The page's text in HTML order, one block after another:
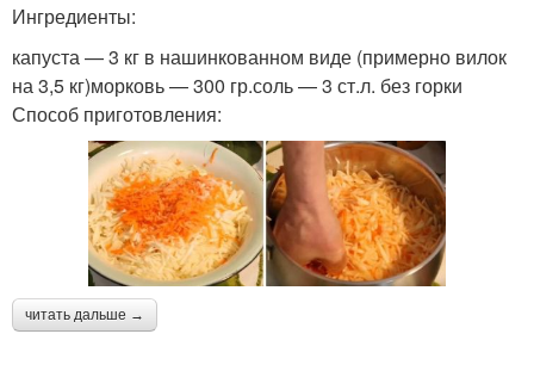
Ингредиенты:
капуста — 3 кг в нашинкованном виде (примерно вилок
на 3,5 кг)морковь — 300 гр.соль — 3 ст.л. без горки
Способ приготовления:
читать дальше →